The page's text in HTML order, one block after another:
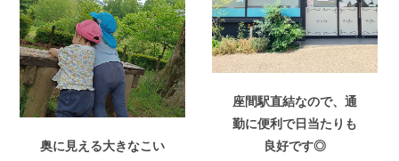
座間駅直結なので、通
勤に便利で日当たりも
良好です◎
奥に見える大きなこい